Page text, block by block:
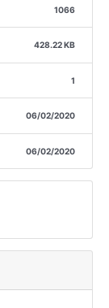
1066
428.22 KB
1
06/02/2020
06/02/2020